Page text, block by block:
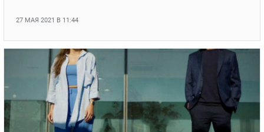
27 МАЯ 2021 В 11:44